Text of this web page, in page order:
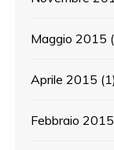
Maggio 2015
Aprile 2015 (1)
Febbraio 2015